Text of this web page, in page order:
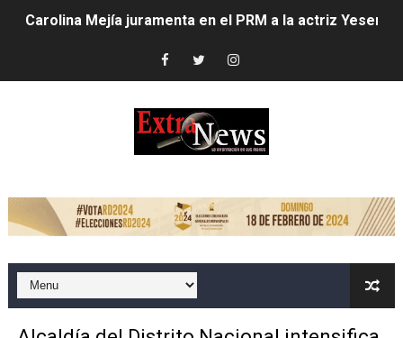
Carolina Mejía juramenta en el PRM a la actriz Yesenia
Club de Villa Francisca entrega trofeo de campeonato
Carolina Mejía dispone mayores acciones ante
LOS HEAT LATIN MUSIC AWARDS ESTÁN LISTOS PARA
EMPRESA DE COURIER ABRE PRIMER LOCKER DEL
Candidato a senador asegura impulsará grandes